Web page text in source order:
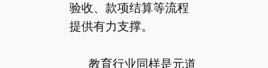
验收、款项结算等流程
提供有力支撑。
教育行业同样是元道